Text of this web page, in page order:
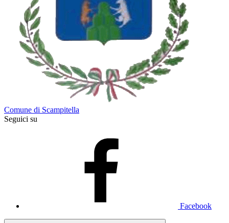
Comune di Scampitella
Seguici su
Facebook